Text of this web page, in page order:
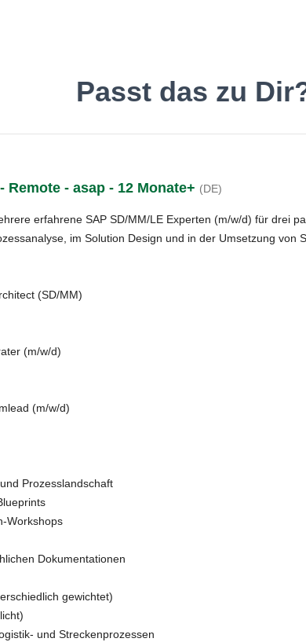
Finde den Job, der Dir
Passt das zu
Remote - asap - 12 Monate+ (DE)
erfahrene SAP SD/MM/LE Experten (m/w/d) für drei
im Solution Design und in der Umsetzung von
(SD/MM)
(m/w/d)
(m/w/d)
Prozesslandschaft
Workshops
Dokumentationen
gewichtet)
und Streckenprozessen